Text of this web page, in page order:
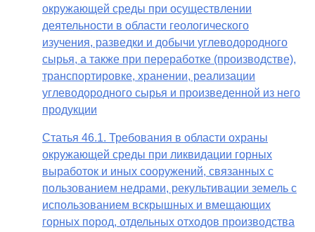
окружающей среды при осуществлении
деятельности в области геологического
изучения, разведки и добычи углеводородного
сырья, а также при переработке (производстве),
транспортировке, хранении, реализации
углеводородного сырья и произведенной из него
продукции
Статья 46.1. Требования в области охраны
окружающей среды при ликвидации горных
выработок и иных сооружений, связанных с
пользованием недрами, рекультивации земель с
использованием вскрышных и вмещающих
горных пород, отдельных отходов производства